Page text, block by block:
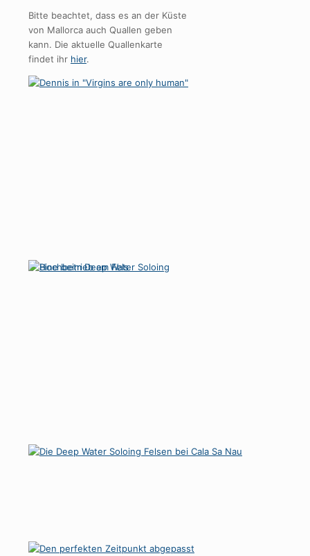
Bitte beachtet, dass es an der Küste
von Mallorca auch Quallen geben
kann. Die aktuelle Quallenkarte
findet ihr hier.